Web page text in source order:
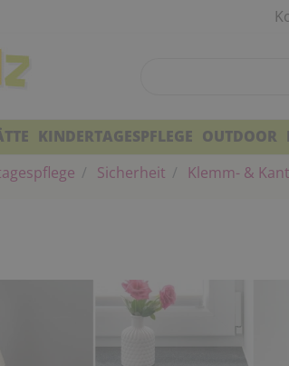
KINDERTAGESPFLEGE OUTDOOR
Sicherheit Klemm- &